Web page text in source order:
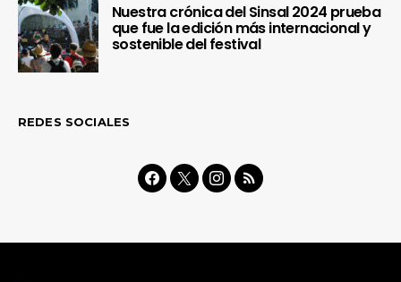
Nuestra crónica del Sinsal 2024 prueba
que fue la edición más internacional y
sostenible del festival
REDES SOCIALES